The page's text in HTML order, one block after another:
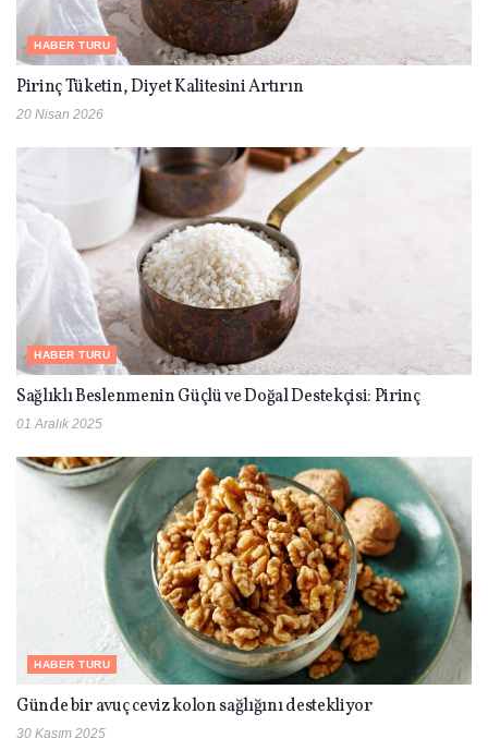
HABER TURU
Pirinç Tüketin, Diyet Kalitesini Artırın
20 Nisan 2026
HABER TURU
Sağlıklı Beslenmenin Güçlü ve Doğal Destekçisi: Pirinç
01 Aralık 2025
HABER TURU
Günde bir avuç ceviz kolon sağlığını destekliyor
30 Kasım 2025